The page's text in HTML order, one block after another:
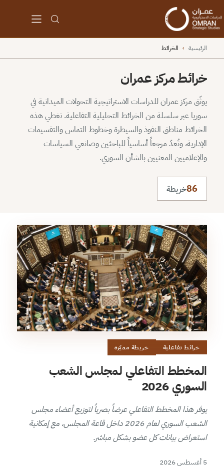
الرئيسية › الخرائط
خرائط مركز عمران
يوثّق مركز عمران للدراسات الاستراتيجية التحولات الميدانية في
سوريا عبر سلسلة من الخرائط التحليلية التفاعلية. تغطي هذه
الخرائط مناطق النفوذ والسيطرة وخطوط التماس والتقسيمات
الإدارية، وتُعدّ مرجعاً أساسياً للباحثين وصانعي السياسات
والإعلاميين المعنيين بالشأن السوري.
86خريطة
خرائط تفاعلية خريطة مميّزة
المخطط التفاعلي لمجلس الشعب
السوري 2026
يوفر هذا المخطط التفاعلي عرضاً بصرياً لتوزيع أعضاء مجلس
الشعب السوري لعام 2026 داخل قاعة المجلس، مع إمكانية
استعراض بيانات كل عضو بشكل مباشر.
5 أغسطس 2026